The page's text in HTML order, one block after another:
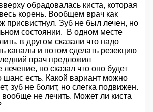
обрадовалась киста, которая
корень. Вообщем врач как
присвистнул. Зуб не был лечен, но
состоянии. В одном месте
в другом сказали что надо
каналы и потом сделать резекцию
врач предложил
лечение, но сказал что оно будет
шанс есть. Какой вариант можно
зуб не болит, но слегка подвижен.
вообще не лечить. Может ли киста